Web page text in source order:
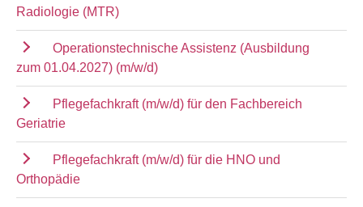
Radiologie (MTR)
Operationstechnische Assistenz (Ausbildung
zum 01.04.2027) (m/w/d)
Pflegefachkraft (m/w/d) für den Fachbereich
Geriatrie
Pflegefachkraft (m/w/d) für die HNO und
Orthopädie